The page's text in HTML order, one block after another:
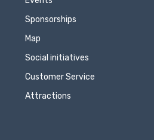
Sponsorships
Map
Social initiatives
Customer Service
Attractions